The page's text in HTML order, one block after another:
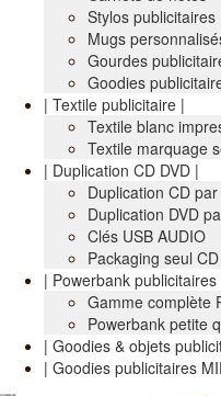
Stylos publicitaires
Mugs
Gourdes
Goodies
| Textile publicitaire |
Textile blanc
Textile marquage
| Duplication CD DVD |
Duplication CD
Duplication DVD
Clés USB AUDIO
Packaging seul
| Powerbank publicitaires
Gamme complète
Powerbank petite
| Goodies & objets
| Goodies publicitaires